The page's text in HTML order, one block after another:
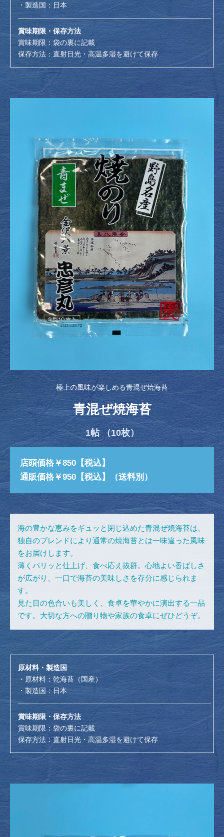
・製造国：日本
賞味期限・保存方法
賞味期限：袋の裏に記載
保存方法：直射日光・高温多湿を避けて保存
極上の風味が楽しめる青混ぜ焼海苔
青混ぜ焼海苔
1帖 （10枚）
店頭価格￥850【税込】
通販価格￥950【税込】（送料別）
海の豊かな恵みをギュッと閉じ込めた青混ぜ焼海苔は、
独自のブレンドにより通常の焼海苔とは一味違った風味
をお届けします。
薄くパリッと仕上げ、食べ応え抜群。心地よい香ばしさ
が広がり、一口で海苔の美味しさを存分に感じられま
す。
見た目の色合いも美しく、食卓を華やかに演出する一品
です。大切な方への贈り物や家族の食卓にぜひどうぞ。
原材料・製造国
・原材料：乾海苔（国産）
・製造国：日本
賞味期限・保存方法
賞味期限：袋の裏に記載
保存方法：直射日光・高温多湿を避けて保存